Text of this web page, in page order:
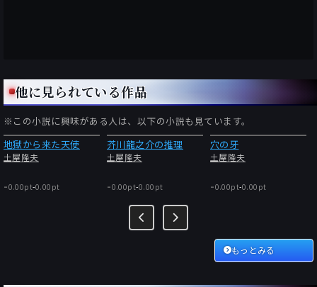
他に見られている作品
※この小説に興味がある人は、以下の小説も見ています。
地獄から来た天使
土屋隆夫
-0.00pt-0.00pt
芥川龍之介の推理
土屋隆夫
-0.00pt-0.00pt
穴の牙
土屋隆夫
-0.00pt-0.00pt
もっとみる